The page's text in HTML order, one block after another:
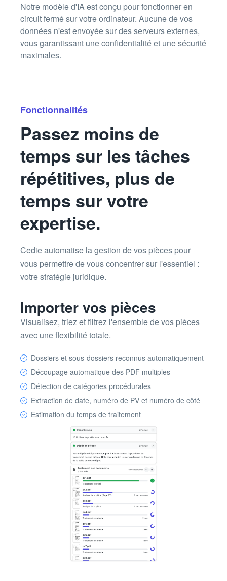
Notre modèle d'IA est conçu pour fonctionner en
circuit fermé sur votre ordinateur. Aucune de vos
données n'est envoyée sur des serveurs externes,
vous garantissant une confidentialité et une sécurité
maximales.
Fonctionnalités
Passez moins de
temps sur les tâches
répétitives, plus de
temps sur votre
expertise.
Cedie automatise la gestion de vos pièces pour
vous permettre de vous concentrer sur l'essentiel :
votre stratégie juridique.
Importer vos pièces
Visualisez, triez et filtrez l'ensemble de vos pièces
avec une flexibilité totale.
Dossiers et sous-dossiers reconnus automatiquement
Découpage automatique des PDF multiples
Détection de catégories procédurales
Extraction de date, numéro de PV et numéro de côté
Estimation du temps de traitement